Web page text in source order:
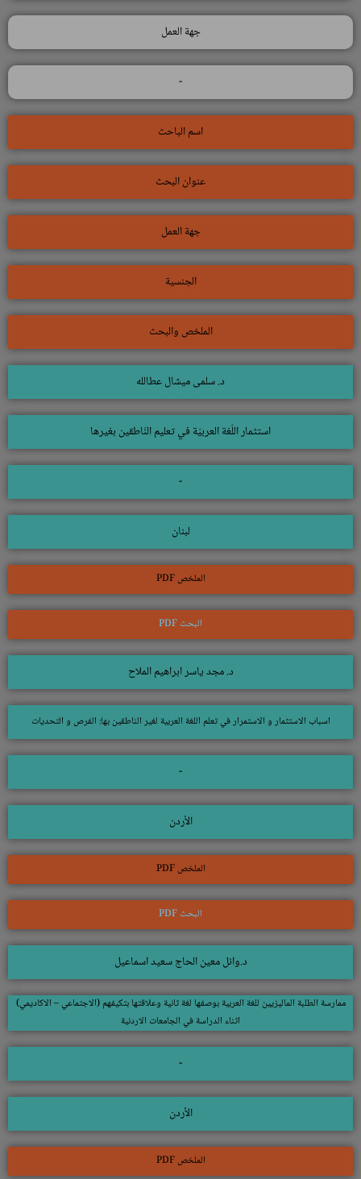
جهة العمل
-
اسم الباحث
عنوان البحث
جهة العمل
الجنسية
الملخص والبحث
د. سلمى ميشال عطالله
استثمار اللّغة العربيّة في تعليم النّاطقين بغيرها
-
لبنان
الملخص PDF
البحث PDF
د. مجد ياسر ابراهيم الملاح
اسباب الاستثمار و الاستمرار في تعلم اللغة العربية لغير الناطقين بها: الفرص و التحديات
-
الأردن
الملخص PDF
البحث PDF
د.وائل معين الحاج سعيد اسماعيل
ممارسة الطلبة الماليزيين للغة العربية بوصفها لغة ثانية وعلاقتها بتكيفهم (الاجتماعي – الاكاديمي)
اثناء الدراسة في الجامعات الاردنية
-
الأردن
الملخص PDF